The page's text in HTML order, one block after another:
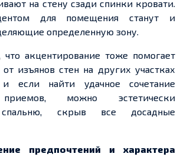
на стену сзади спинки кровати.
для помещения станут и
определенную зону.
что акцентирование тоже помогает
от изъянов стен на других участках
и если найти удачное сочетание
приемов, можно эстетически
скрыв все досадные
предпочтений и характера